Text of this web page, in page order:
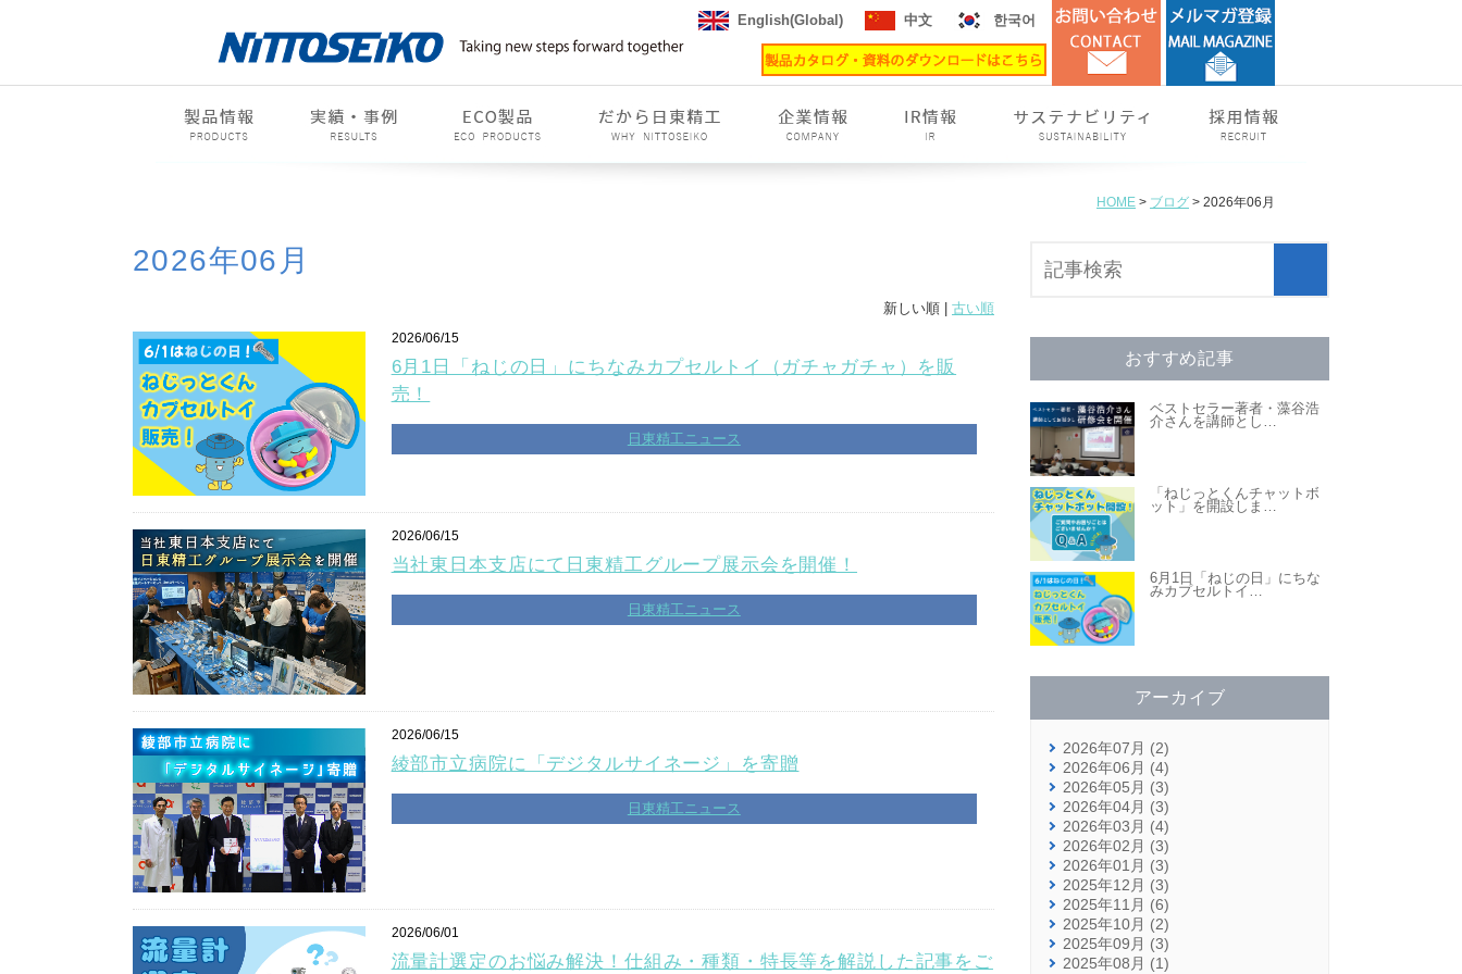
English(Global) 中文 한국어
HOME > ブログ > 2026年06月
2026年06月
新しい順 | 古い順
2026/06/15
6月1日「ねじの日」にちなみカプセルトイ（ガチャガチャ）を販
売！
日東精工ニュース
2026/06/15
当社東日本支店にて日東精工グループ展示会を開催！
日東精工ニュース
2026/06/15
綾部市立病院に「デジタルサイネージ」を寄贈
日東精工ニュース
2026/06/01
流量計選定のお悩み解決！仕組み・種類・特長等を解説した記事をご
おすすめ記事
ベストセラー著者・藻谷浩
介さんを講師とし …
「ねじっとくんチャットボ
ット」を開設しま …
6月1日「ねじの日」にちな
みカプセルトイ …
アーカイブ
2026年07月 (2)
2026年06月 (4)
2026年05月 (3)
2026年04月 (3)
2026年03月 (4)
2026年02月 (3)
2026年01月 (3)
2025年12月 (3)
2025年11月 (6)
2025年10月 (2)
2025年09月 (3)
2025年08月 (1)